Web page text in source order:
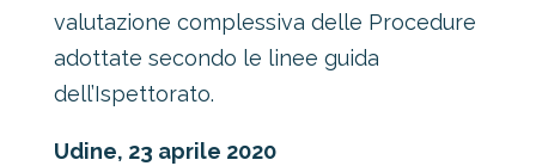
valutazione complessiva delle Procedure
adottate secondo le linee guida
dell’Ispettorato.
Udine, 23 aprile 2020